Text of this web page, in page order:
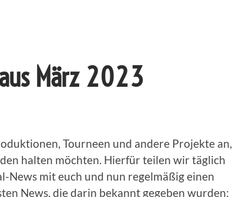
März 2023
Tourneen und andere Projekte an,
halten möchten. Hierfür teilen wir täglich
News mit euch und nun regelmäßig einen
News, die darin bekannt gegeben wurden: